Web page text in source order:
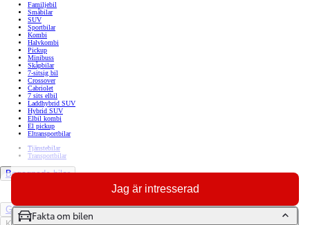
Jag är intresserad
Fakta om bilen
Familjebil
Småbilar
SUV
Sportbilar
Kombi
Halvkombi
Pickup
Minibuss
Skåpbilar
7-sitsig bil
Crossover
Cabriolet
7 sits elbil
Laddhybrid SUV
Hybrid SUV
Elbil kombi
El pickup
Eltransportbilar
Tjänstebilar
Transportbilar
Begagnade bilar
GR Sport-modeller